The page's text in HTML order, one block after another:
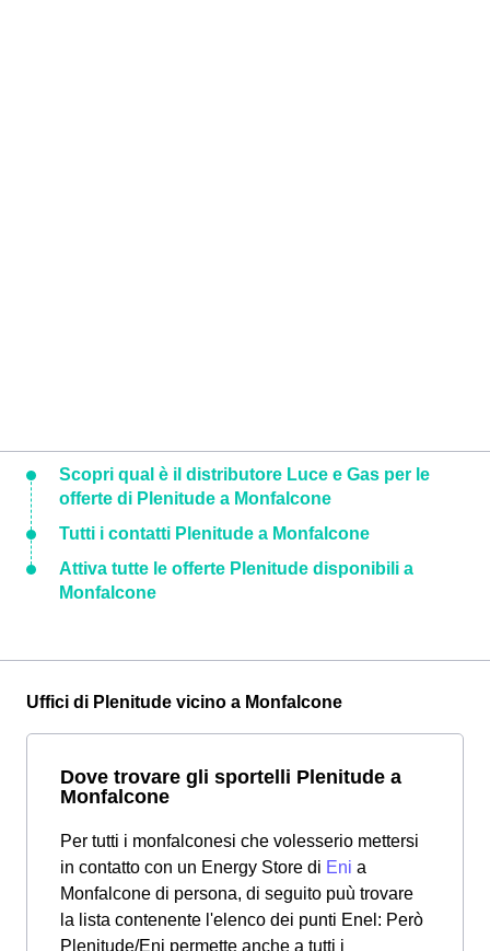
Scopri qual è il distributore Luce e Gas per le
offerte di Plenitude a Monfalcone
Tutti i contatti Plenitude a Monfalcone
Attiva tutte le offerte Plenitude disponibili a
Monfalcone
Uffici di Plenitude vicino a Monfalcone
Dove trovare gli sportelli Plenitude a
Monfalcone
Per tutti i monfalconesi che volesserio mettersi
in contatto con un Energy Store di Eni a
Monfalcone di persona, di seguito puù trovare
la lista contenente l'elenco dei punti Enel: Però
Plenitude/Eni permette anche a tutti i